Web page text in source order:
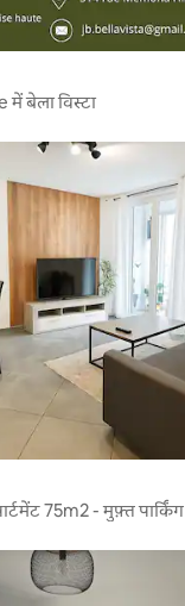
बेला विस्टा
75m2 - मुफ़्त पार्किंग